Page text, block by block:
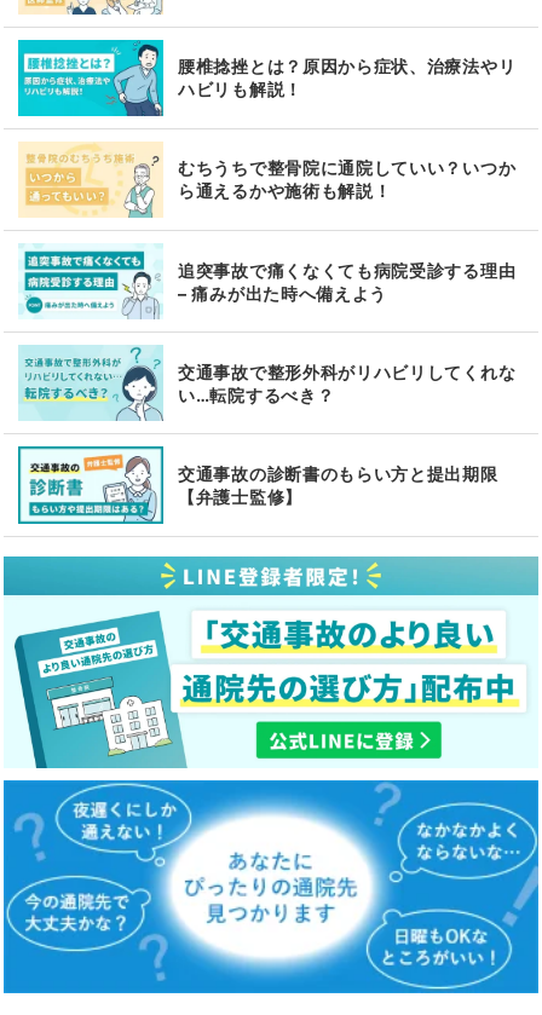
腰椎捻挫とは？原因から症状、治療法やリ
ハビリも解説！
むちうちで整骨院に通院していい？いつか
ら通えるかや施術も解説！
追突事故で痛くなくても病院受診する理由
– 痛みが出た時へ備えよう
交通事故で整形外科がリハビリしてくれな
い…転院するべき？
交通事故の診断書のもらい方と提出期限
【弁護士監修】